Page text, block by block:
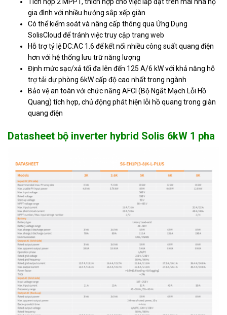
gia đình với nhiều hướng sắp xếp giàn
Có thể kiểm soát và nâng cấp thông qua Ứng Dụng
SolisCloud để tránh việc truy cập trang web
Hỗ trợ tỷ lệ DC:AC 1.6 để kết nối nhiều công suất quang điện
hơn với hệ thống lưu trữ năng lượng
Định mức sạc/xả tối đa lên đến 125 A/6 kW với khả năng hỗ
trợ tải dự phòng 6kW cấp độ cao nhất trong ngành
Bảo vệ an toàn với chức năng AFCI (Bộ Ngắt Mạch Lỗi Hồ
Quang) tích hợp, chủ động phát hiện lỗi hồ quang trong giàn
quang điện
Datasheet bộ inverter hybrid Solis 6kW 1 pha